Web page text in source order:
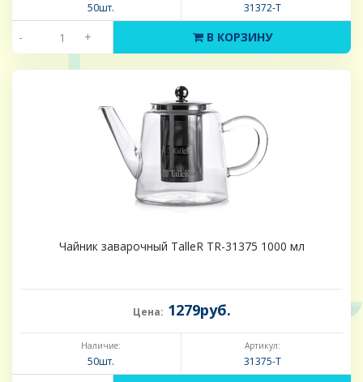
50шт. 31372-Т
- + В КОРЗИНУ
Чайник заварочный TalleR TR-31375 1000 мл
Цена: 1279руб.
Наличие:
50шт.
Артикул:
31375-Т